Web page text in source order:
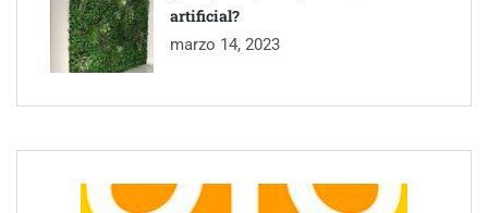
artificial?
marzo 14, 2023